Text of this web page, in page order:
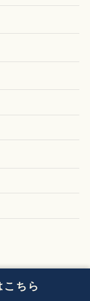
こちら
に基づく表記